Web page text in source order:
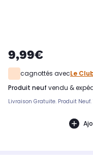
9,99€
cagnottés avecLe
produit neuf vendu &
Livraison Gratuite. Produit